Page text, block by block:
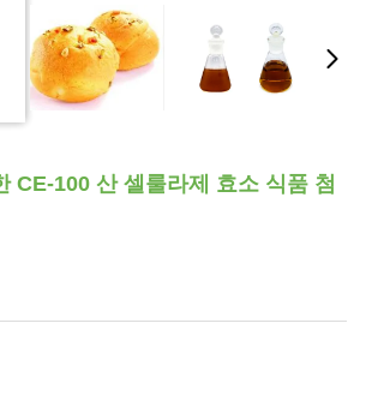
CE-100 산 셀룰라제 효소 식품 첨